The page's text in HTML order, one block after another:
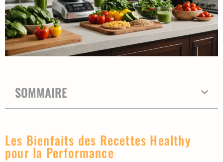
SOMMAIRE
Les Bienfaits des Recettes Healthy
pour la Performance